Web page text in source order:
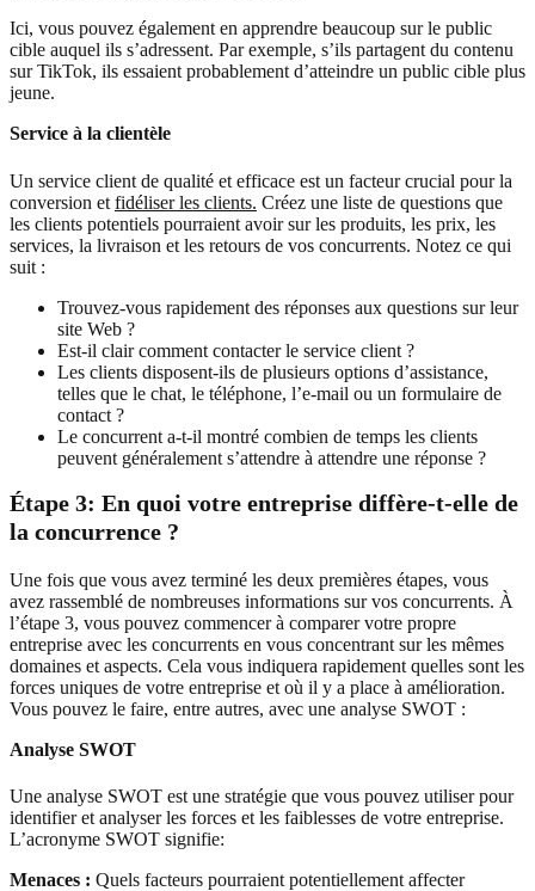
Ici, vous pouvez également en apprendre beaucoup sur le public
cible auquel ils s’adressent. Par exemple, s’ils partagent du contenu
sur TikTok, ils essaient probablement d’atteindre un public cible plus
jeune.
Service à la clientèle
Un service client de qualité et efficace est un facteur crucial pour la
conversion et fidéliser les clients. Créez une liste de questions que
les clients potentiels pourraient avoir sur les produits, les prix, les
services, la livraison et les retours de vos concurrents. Notez ce qui
suit :
Trouvez-vous rapidement des réponses aux questions sur leur
site Web ?
Est-il clair comment contacter le service client ?
Les clients disposent-ils de plusieurs options d’assistance,
telles que le chat, le téléphone, l’e-mail ou un formulaire de
contact ?
Le concurrent a-t-il montré combien de temps les clients
peuvent généralement s’attendre à attendre une réponse ?
Étape 3: En quoi votre entreprise diffère-t-elle de
la concurrence ?
Une fois que vous avez terminé les deux premières étapes, vous
avez rassemblé de nombreuses informations sur vos concurrents. À
l’étape 3, vous pouvez commencer à comparer votre propre
entreprise avec les concurrents en vous concentrant sur les mêmes
domaines et aspects. Cela vous indiquera rapidement quelles sont les
forces uniques de votre entreprise et où il y a place à amélioration.
Vous pouvez le faire, entre autres, avec une analyse SWOT :
Analyse SWOT
Une analyse SWOT est une stratégie que vous pouvez utiliser pour
identifier et analyser les forces et les faiblesses de votre entreprise.
L’acronyme SWOT signifie:
Menaces : Quels facteurs pourraient potentiellement affecter